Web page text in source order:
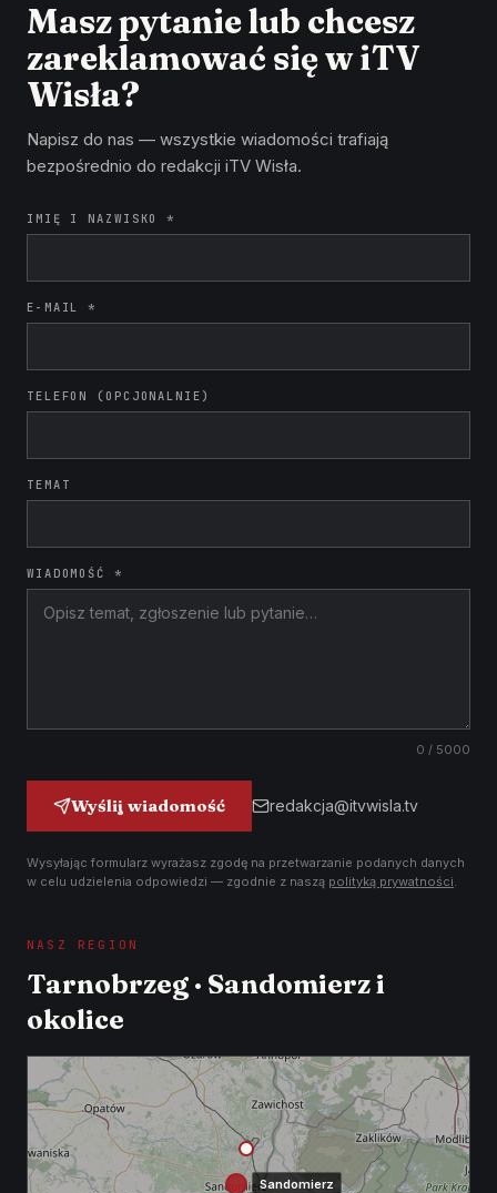
Masz pytanie lub chcesz
zareklamować się w iTV
Wisła?
Napisz do nas — wszystkie wiadomości trafiają
bezpośrednio do redakcji iTV Wisła.
IMIĘ I NAZWISKO *
E-MAIL *
TELEFON (OPCJONALNIE)
TEMAT
WIADOMOŚĆ *
0 / 5000
Wyślij wiadomość redakcja@itvwisla.tv
Wysyłając formularz wyrażasz zgodę na przetwarzanie podanych danych
w celu udzielenia odpowiedzi — zgodnie z naszą polityką prywatności.
NASZ REGION
Tarnobrzeg · Sandomierz i
okolice
Sandomierz